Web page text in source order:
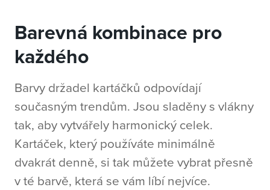
Barevná kombinace pro
každého
Barvy držadel kartáčků odpovídají
současným trendům. Jsou sladěny s vlákny
tak, aby vytvářely harmonický celek.
Kartáček, který používáte minimálně
dvakrát denně, si tak můžete vybrat přesně
v té barvě, která se vám líbí nejvíce.